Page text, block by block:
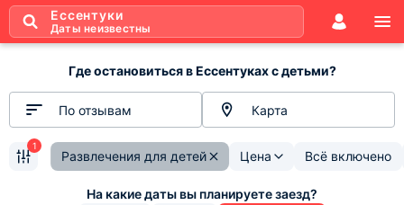
Ессентуки
Даты неизвестны
Где остановиться в Ессентуках с детьми?
По отзывам Карта
Развлечения для детей Цена Всё включено
1